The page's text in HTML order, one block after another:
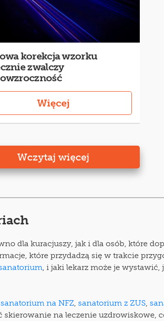
korekcja wzorku
zwalczy
Więcej
Wczytaj więcej
dla kuracjuszy, jak i dla osób, które
które przydadzą się w trakcie
, i jaki lekarz może je
sanatorium na NFZ, sanatorium z ZUS,
na leczenie uzdrowiskowe,